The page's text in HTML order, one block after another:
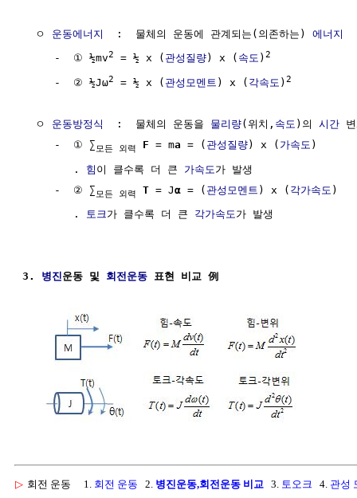
  ㅇ
운동에너지
  :  물체의 운동에 관계되는(의존하는)
에너지
     -  ① ½mv
2 = ½ x ( 관성질량) x ( 속도 ) 2
     -  ② ½Jω
2 = ½ x ( 관성모멘트 ) x ( 각속도 ) 2
  ㅇ
운동방정식
  :  물체의 운동을
물리량(위치, 속도 )의 시간
     -  ① ∑
모든 외력 F = ma = ( 관성질량) x ( 가속도 )
        .
힘 이 클수록 더 큰 가속도 가 발생
     -  ② ∑
모든 외력 T = Jα = ( 관성모멘트 ) x ( 각가속도 )
        .
토크가 클수록 더 큰 각가속도가 발생
3. 병진운동 및 회전운동 표현 비교 例
▷ 회전 운동 1. 회전 운동 2. 병진운동,회전운동 비교 3. 토오크 4. 관성